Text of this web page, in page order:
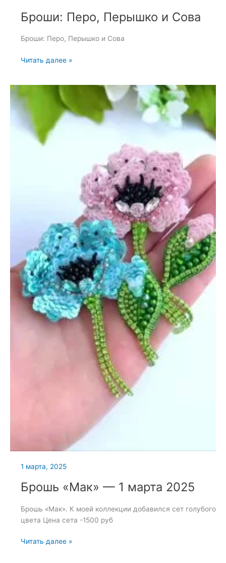
Броши: Перо, Перышко и Сова
Броши: Перо, Перышко и Сова
Броши:
Сова
Читать далее »
1 марта, 2025
Брошь «Мак» — 1 марта 2025
Брошь «Мак». К моей коллекции добавился сет голубого
цвета Цена сета -1500 руб
Брошь
Читать далее »